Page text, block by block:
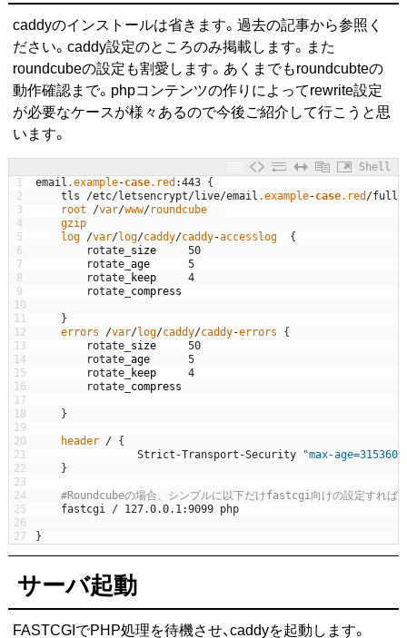
caddyのインストールは省きます。過去の記事から参照く
ださい。caddy設定のところのみ掲載します。また
roundcubeの設定も割愛します。あくまでもroundcubteの
動作確認まで。phpコンテンツの作りによってrewrite設定
が必要なケースが様々あるので今後ご紹介して行こうと思
います。
Shell
1
2
3
4
5
6
7
8
9
10
11
12
13
14
15
16
17
18
19
20
21
22
23
24
25
26
27
email .example-case.red :443 {
tls
/etc/letsencrypt/live/email .example-case.red /
root
/var/www/roundcube
gzip
log /var/log/caddy/caddy-accesslog
{
rotate_ size
50
rotate_ age
5
rotate_ keep
4
rotate_ compress
}
errors
/var/log/caddy/caddy-errors
{
rotate_ size
50
rotate_ age
5
rotate_ keep
4
rotate_ compress
}
header / {
Strict -Transport -Security
"max-
}
#Roundcubeの場合、シンプルに以下だけfastcgi向けの設定すれば
fastcgi
/ 127.0.0.1 :9099 php
}
サーバ起動
FASTCGIでPHP処理を待機させ、caddyを起動します。